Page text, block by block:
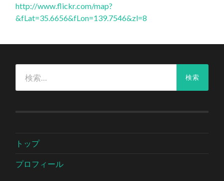
http://www.flickr.com/map?
&fLat=35.6656&fLon=139.7546&zl=8
索:
トップ
プロフィール